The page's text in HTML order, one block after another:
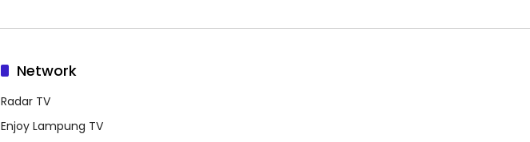
Network
Radar TV
Enjoy Lampung TV